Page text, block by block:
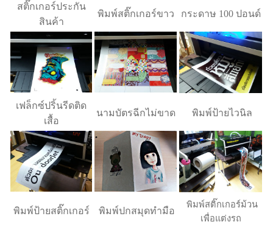
สติ๊กเกอร์ประกัน
สินค้า
พิมพ์สติ๊กเกอร์ขาว กระดาษ 100 ปอนด์
เฟล็กซ์ปริ้นรีดติด
เสื้อ
นามบัตรฉีกไม่ขาด พิมพ์ป้ายไวนิล
พิมพ์ป้ายสติ๊กเกอร์ พิมพ์ปกสมุดทำมือ
พิมพ์สติ๊กเกอร์ม้วน
เพื่อแต่งรถ